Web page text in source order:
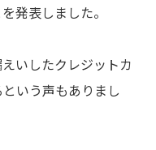
発表しました。
いしたクレジットカ
いう声もありまし